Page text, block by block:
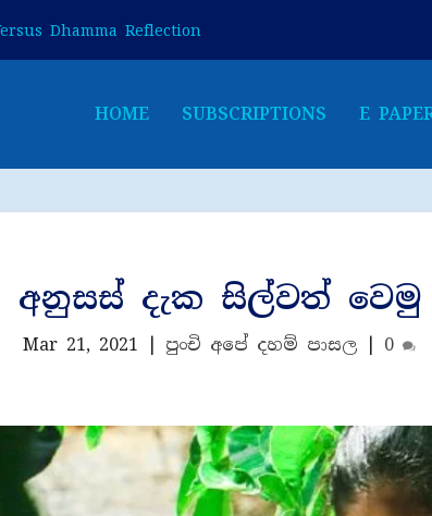
Dhamma Reflection
HOME SUBSCRIPTIONS E
අනුසස් දැක සිල්වත් වෙමු
Mar 21, 2021 පුංචි අපේ දහම් පාසල 0